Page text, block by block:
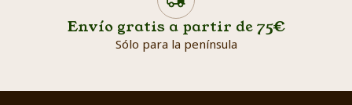
Envío gratis a partir de 75€
Sólo para la península